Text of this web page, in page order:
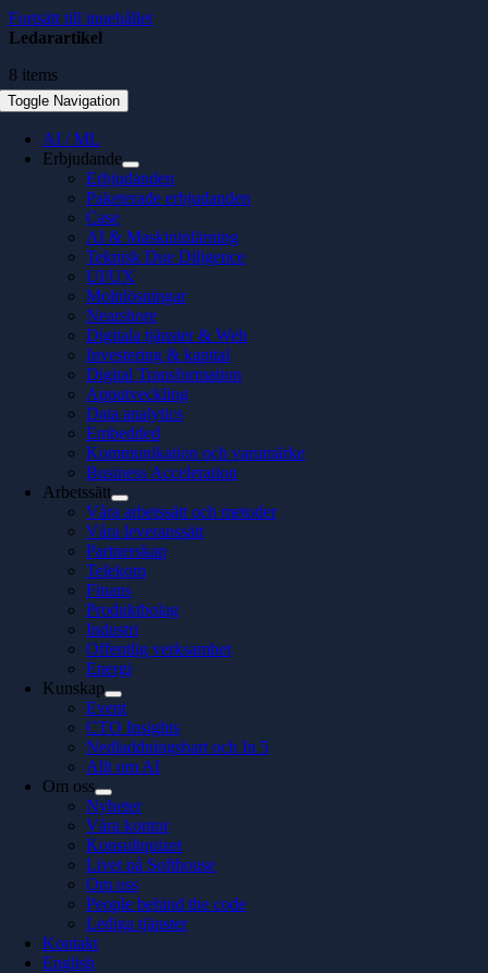
Fortsätt till innehållet
Toggle Navigation
AI / ML
Erbjudande
Erbjudanden
Paketerade erbjudanden
Case
AI & Maskininlärning
Teknisk Due Diligence
UI/UX
Molnlösningar
Nearshore
Digitala tjänster & Web
Investering & kapital
Digital Transformation
Apputveckling
Data analytics
Embedded
Kommunikation och varumärke
Business Acceleration
Arbetssätt
Våra arbetssätt och metoder
Våra leveranssätt
Partnerskap
Telekom
Finans
Produktbolag
Industri
Offentlig verksamhet
Energi
Kunskap
Event
CTO Insights
Nedladdningsbart och In 5
Allt om AI
Om oss
Nyheter
Våra kontor
Konsultquizet
Livet på Softhouse
Om oss
People behind the code
Lediga tjänster
Kontakt
English
Ledarartikel
8 items